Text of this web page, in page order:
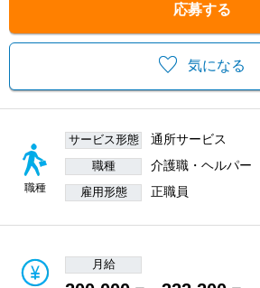
気になる
応募する
職種
サービス形態 通所サービス
職種 介護職・ヘルパー
雇用形態 正職員
月給